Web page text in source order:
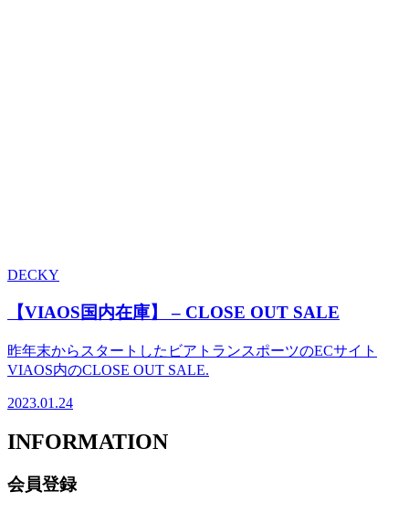
DECKY
【VIAOS国内在庫】 – CLOSE OUT SALE
昨年末からスタートしたビアトランスポーツのECサイト
VIAOS内のCLOSE OUT SALE.
2023.01.24
INFORMATION
会員登録